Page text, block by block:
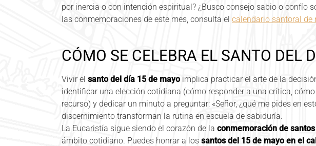
por inercia o con intención espiritual? ¿Busco consejo sabio o confío
las conmemoraciones de este mes, consulta el calendario santoral de
CÓMO SE CELEBRA EL SANTO DEL
Vivir el santo del día 15 de mayoimplica practicar el arte de la
identificar una elección cotidiana (cómo responder a una crítica,
recurso) y dedicar un minuto a preguntar: «Señor, ¿qué me pides en
discernimiento transforman la rutina en escuela de sabiduría.
La Eucaristía sigue siendo el corazón de la conmemoración de
ámbito cotidiano. Puedes honrar a los santos del 15 de mayo en el